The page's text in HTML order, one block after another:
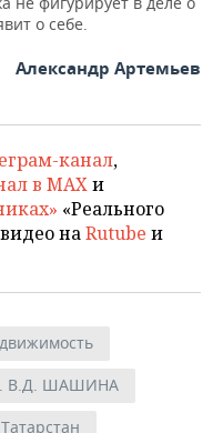
о себе.
Александр Артемьев
канал,
в MAXи
«Реального
наRutube и
В.Д. ШАШИНА